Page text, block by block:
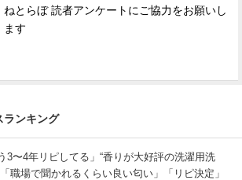
ねとらぼ 読者アンケートにご協力をお願いし
ます
ランキング
3〜4年リピしてる」“香りが大好評の洗濯用洗
職場で聞かれるくらい良い匂い」「リピ決定」